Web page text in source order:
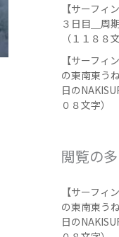
【サーフ
３日目＿周
（１１８８
【サーフィ
の東南東う
日の
０８文字）
閲覧の
【サーフィ
の東南東う
日の